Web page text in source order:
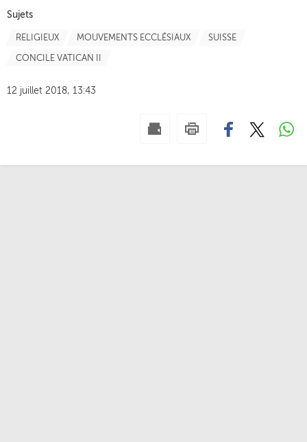
Sujets
RELIGIEUX MOUVEMENTS ECCLÉSIAUX SUISSE
CONCILE VATICAN II
12 juillet 2018, 13:43